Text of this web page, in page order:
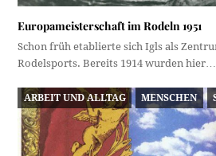
Europameisterschaft im Rodeln 1951
Schon früh etablierte sich Igls als
Rodelsports. Bereits 1914 wurden hier…
ARBEIT UND ALLTAG MENSCHEN